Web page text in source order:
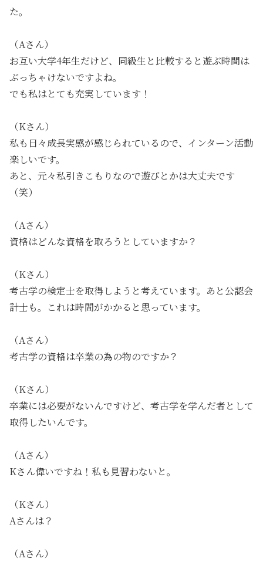
た。
（Aさん）
お互い大学4年生だけど、同級生と比較すると遊ぶ時間は
ぶっちゃけないですよね。
でも私はとても充実しています！
（Kさん）
私も日々成長実感が感じられているので、インターン活動
楽しいです。
あと、元々私引きこもりなので遊びとかは大丈夫です
（笑）
（Aさん）
資格はどんな資格を取ろうとしていますか？
（Kさん）
考古学の検定士を取得しようと考えています。あと公認会
計士も。これは時間がかかると思っています。
（Aさん）
考古学の資格は卒業の為の物のですか？
（Kさん）
卒業には必要がないんですけど、考古学を学んだ者として
取得したいんです。
（Aさん）
Kさん偉いですね！私も見習わないと。
（Kさん）
Aさんは？
（Aさん）